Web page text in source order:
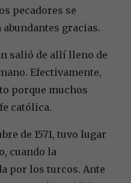
pecadores se
gracias.
salió de allí lleno de
Efectivamente,
porque muchos
católica.
de 1571, tuvo lugar
cuando la
por los turcos. Ante